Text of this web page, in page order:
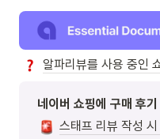
알파리뷰를 사용 중인
네이버 쇼핑에 구매 후
스태프 리뷰 작성